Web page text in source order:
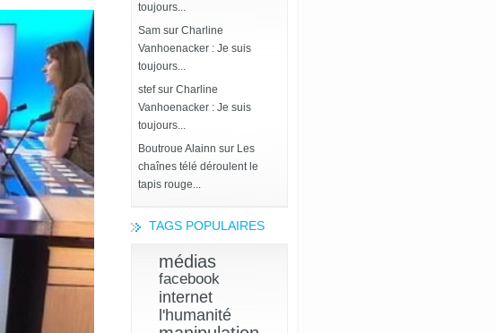
toujours...
Sam sur Charline
Vanhoenacker : Je suis
toujours...
stefsur Charline
Vanhoenacker : Je suis
toujours...
Boutroue Alainn sur Les
chaînes télé déroulent le
tapis rouge...
TAGS POPULAIRES
médias
facebook
internet
l'humanité